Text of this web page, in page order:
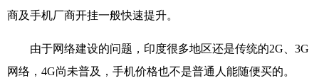
商及手机厂商开挂一般快速提升。
由于网络建设的问题，印度很多地区还是传统的2G、3G
网络，4G尚未普及，手机价格也不是普通人能随便买的。